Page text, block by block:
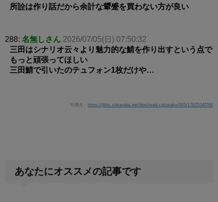
所詮は作り話だから余計な顰蹙を買わない方が良い
288: 名無しさん 2026/07/05(日) 07:50:32
三田はシナリオ云々より魅力的な鯖を作り出すという点で
もっと頑張ってほしい
三田鯖で引いたのテュフォン1枚だけや…
引用元： https://jbbs.shitaraba.net/bbs/read.cgi/otaku/995/1782534550/
あなたにオススメの記事です